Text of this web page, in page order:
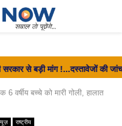
बड़ी मांग !...दस्तावेजों की जांच
बच्चे को मारी गोली, हालात
राष्ट्रीय